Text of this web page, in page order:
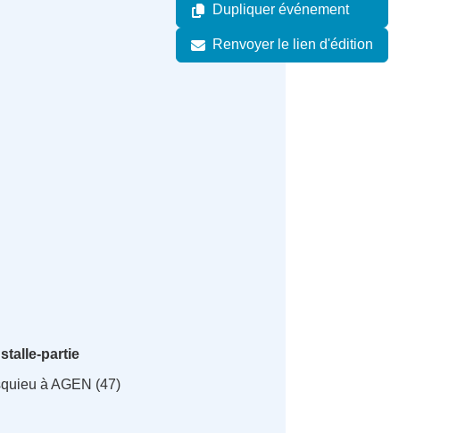
Dupliquer événement
Renvoyer le lien d'édition
­partie
à AGEN (47)